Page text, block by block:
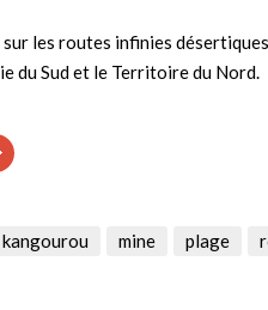
les routes infinies
du Sud et le Territoire du Nord.
Cliquez
pour
dans
une
kangourou mine plage